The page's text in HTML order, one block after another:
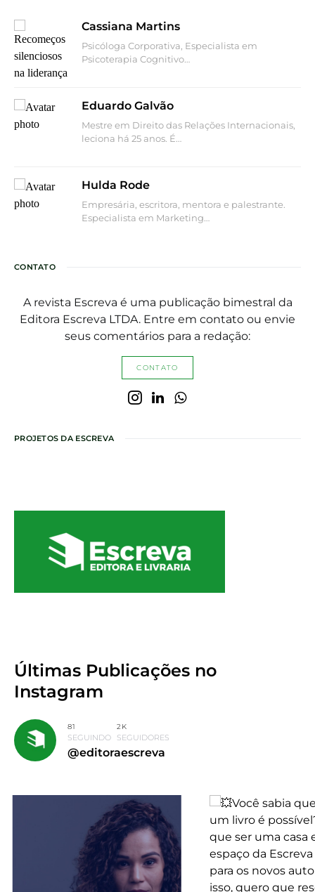
Cassiana Martins
Psicóloga Corporativa, Especialista em
Psicoterapia Cognitivo…
Eduardo Galvão
Mestre em Direito das Relações Internacionais,
leciona há 25 anos. É…
Hulda Rode
Empresária, escritora, mentora e palestrante.
Especialista em Marketing…
CONTATO
A revista Escreva é uma publicação bimestral da
Editora Escreva LTDA. Entre em contato ou envie
seus comentários para a redação:
CONTATO
PROJETOS DA ESCREVA
Últimas Publicações no
Instagram
81
SEGUINDO
2K
SEGUIDORES
@editoraescreva